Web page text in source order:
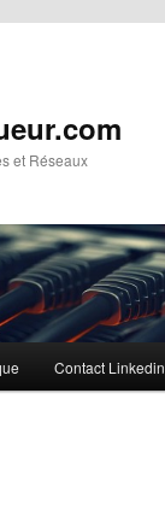
et Réseaux
Contact Linkedin